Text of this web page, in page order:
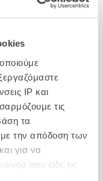
IP και
τις
τα
την απόδοση των
για να
που είδε τις
100hp S/S AT8